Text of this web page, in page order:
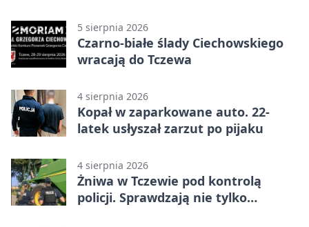
5 sierpnia 2026
Czarno-białe ślady Ciechowskiego
wracają do Tczewa
4 sierpnia 2026
Kopał w zaparkowane auto. 22-
latek usłyszał zarzut po pijaku
4 sierpnia 2026
Żniwa w Tczewie pod kontrolą
policji. Sprawdzają nie tylko